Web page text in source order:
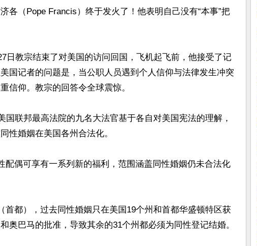
各（Pope Francis）终于发火了！他表明自己没有“本事”把
日教宗结束了对美国的访问回国，飞机起飞前，他接受了记
国记者的问题是，当公职人员遇到个人信仰与法律发生冲突
信仰。教宗的回答令全球震惊。
国联邦最高法院的九名大法官基于各自对美国宪法的理解，
性婚姻在美国各州合法化。
配偶可享有一系列新的福利，范围涵盖同性婚姻仍未合法化
首都），过去同性婚姻只在美国19个州和首都华盛顿特区获
奥巴马的批准，导致其余的31个州都必须为同性登记结婚。